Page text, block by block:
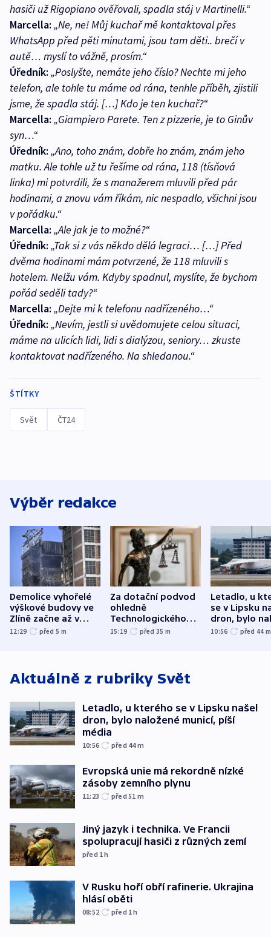
hasiči už Rigopiano ověřovali, spadla stáj v Martinelli.“
Marcella: „Ne, ne! Můj kuchař mě kontaktoval přes
WhatsApp před pěti minutami, jsou tam děti.. brečí v
autě… myslí to vážně, prosím.“
Úředník: „Poslyšte, nemáte jeho číslo? Nechte mi jeho
telefon, ale tohle tu máme od rána, tenhle příběh, zjistili
jsme, že spadla stáj. […] Kdo je ten kuchař?“
Marcella: „Giampiero Parete. Ten z pizzerie, je to Ginův
syn…“
Úředník: „Ano, toho znám, dobře ho znám, znám jeho
matku. Ale tohle už tu řešíme od rána, 118 (tísňová
linka) mi potvrdili, že s manažerem mluvili před pár
hodinami, a znovu vám říkám, nic nespadlo, všichni jsou
v pořádku.“
Marcella: „Ale jak je to možné?“
Úředník: „Tak si z vás někdo dělá legraci… […] Před
dvěma hodinami mám potvrzené, že 118 mluvili s
hotelem. Nelžu vám. Kdyby spadnul, myslíte, že bychom
pořád seděli tady?“
Marcella: „Dejte mi k telefonu nadřízeného…“
Úředník: „Nevím, jestli si uvědomujete celou situaci,
máme na ulicích lidi, lidi s dialýzou, seniory… zkuste
kontaktovat nadřízeného. Na shledanou.“
ŠTÍTKY
Svět ČT24
Výběr redakce
Demolice vyhořelé
výškové budovy ve
Zlíně začne až v
následujících dnech
12:29 před 5 m
Za dotační podvod
ohledně
Technologického
parku poslal soud
15:19 před 35 m
Letadlo, u
se v Lipsku
dron, bylo
municí, píší
10:56 před 44 m
Aktuálně z rubriky Svět
Letadlo, u kterého se v Lipsku našel
dron, bylo naložené municí, píší
média
10:56 před 44m
Evropská unie má rekordně nízké
zásoby zemního plynu
11:23 před 51 m
Jiný jazyk i technika. Ve Francii
spolupracují hasiči z různých zemí
před 1h
V Rusku hoří obří rafinerie. Ukrajina
hlásí oběti
08:52 před 1h